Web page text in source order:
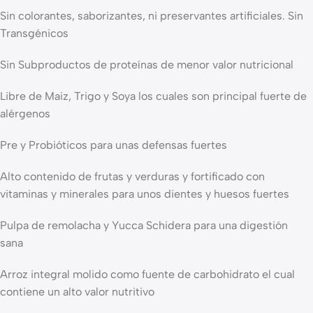
Sin colorantes, saborizantes, ni preservantes artificiales. Sin
Transgénicos
Sin Subproductos de proteínas de menor valor nutricional
Libre de Maiz, Trigo y Soya los cuales son principal fuerte de
alérgenos
Pre y Probióticos para unas defensas fuertes
Alto contenido de frutas y verduras y fortificado con
vitaminas y minerales para unos dientes y huesos fuertes
Pulpa de remolacha y Yucca Schidera para una digestión
sana
Arroz integral molido como fuente de carbohidrato el cual
contiene un alto valor nutritivo